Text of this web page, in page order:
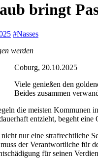
bringt
#Nasses
werden
Coburg, 20.10.2025
Viele genießen den
Beides zusammen
die meisten Kommunen
entzieht, begeht
nur eine strafrechtliche
der Verantwortliche für
für seinen